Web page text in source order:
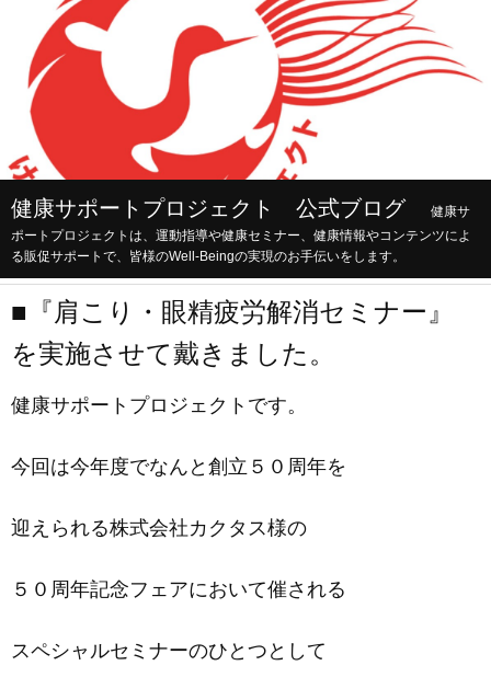
健康サポートプロジェクト 公式ブログ
健康サ
ポートプロジェクトは、運動指導や健康セミナー、健康情報やコンテンツによ
る販促サポートで、皆様のWell-Beingの実現のお手伝いをします。
■『肩こり・眼精疲労解消セミナー』
を実施させて戴きました。
健康サポートプロジェクトです。
今回は今年度でなんと創立５０周年を
迎えられる株式会社カクタス様の
５０周年記念フェアにおいて催される
スペシャルセミナーのひとつとして